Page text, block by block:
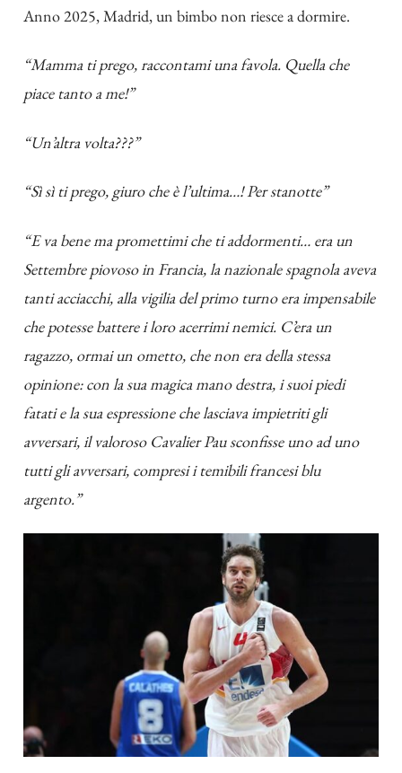
Anno 2025, Madrid, un bimbo non riesce a dormire.
“Mamma ti prego, raccontami una favola. Quella che
piace tanto a me!”
“Un’altra volta???”
“Sì sì ti prego, giuro che è l’ultima…! Per stanotte”
“E va bene ma promettimi che ti addormenti… era un
Settembre piovoso in Francia, la nazionale spagnola aveva
tanti acciacchi, alla vigilia del primo turno era impensabile
che potesse battere i loro acerrimi nemici. C’era un
ragazzo, ormai un ometto, che non era della stessa
opinione: con la sua magica mano destra, i suoi piedi
fatati e la sua espressione che lasciava impietriti gli
avversari, il valoroso Cavalier Pau sconfisse uno ad uno
tutti gli avversari, compresi i temibili francesi blu
argento.”